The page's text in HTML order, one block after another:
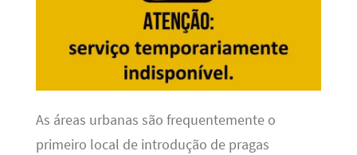
As áreas urbanas são frequentemente o
primeiro local de introdução de pragas